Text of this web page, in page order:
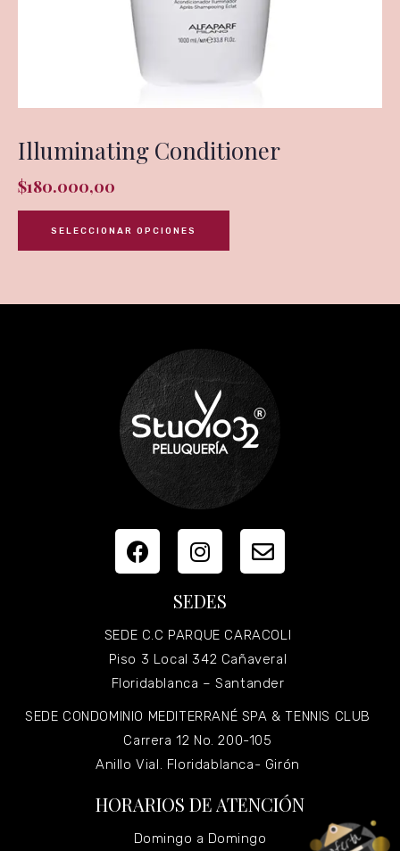
Illuminating Conditioner
$180.000,00
SELECCIONAR OPCIONES
SEDES
SEDE C.C PARQUE CARACOLI
Piso 3 Local 342 Cañaveral
Floridablanca – Santander
SEDE CONDOMINIO MEDITERRANÉ SPA & TENNIS CLUB
Carrera 12 No. 200-105
Anillo Vial. Floridablanca- Girón
HORARIOS DE ATENCIÓN
Domingo a Domingo